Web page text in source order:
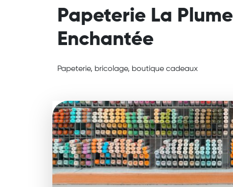
Papeterie La Plume
Enchantée
Papeterie, bricolage, boutique cadeaux